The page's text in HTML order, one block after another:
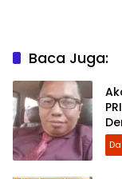
Baca Juga: